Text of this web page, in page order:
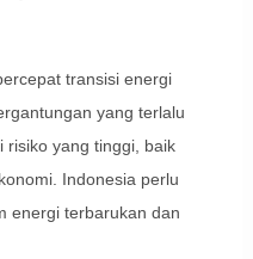
transisi energi
yang terlalu
risiko yang tinggi, baik
Indonesia perlu
energi terbarukan dan